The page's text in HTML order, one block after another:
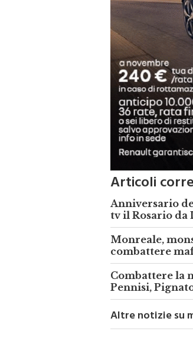
Articoli
Anniversario
tv il Rosario da
Monreale,
combattere
Combattere la
Pennisi,
Altre notizie su